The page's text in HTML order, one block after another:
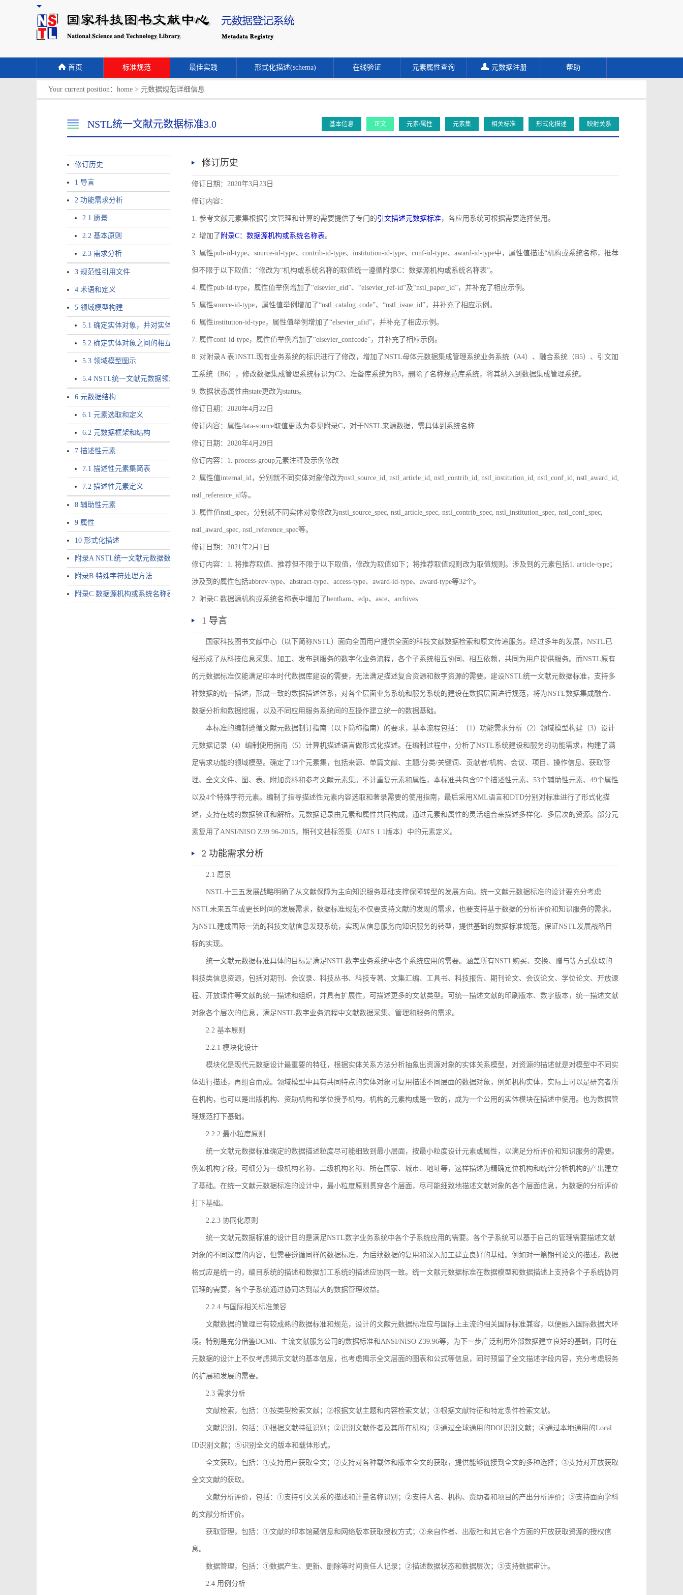
首页 标准规范 最佳实践 形式化描述(schema) 在线验证 元素属性查询 元数据注册 帮助
Your current position： home > 元数据规范详细信息
NSTL统一文献元数据标准3.0 基本信息 正文 元素/属性 元素集 相关标准 形式化描述 映射关系
修订历史
1 导言
2 功能需求分析
2.1 愿景
2.2 基本原则
2.3 需求分析
3 规范性引用文件
4 术语和定义
5 领域模型构建
5.1 确定实体对象，并对实体对象命名
5.2 确定实体对象之间的相互关系，定义实体对象之间的关联和约束
5.3 领域模型图示
5.4 NSTL统一文献元数据领域模型的验证
6 元数据结构
6.1 元素选取和定义
6.2 元数据框架和结构
7 描述性元素
7.1 描述性元素集简表
7.2 描述性元素定义
8 辅助性元素
9 属性
10 形式化描述
附录A NSTL统一文献元数据数据唯一标识符规则
附录B 特殊字符处理方法
附录C 数据源机构或系统名称表
修订历史
修订日期：2020年3月23日
修订内容：
1. 参考文献元素集根据引文管理和计算的需要提供了专门的引文描述元数据标准 ，各应用系统可根据需要选择使用。
2. 增加了 附录C：数据源机构或系统名称表。
3. 属性pub-id-type、source-id-type、contrib-id-type、institution-id-type、conf-id-type、award-id-type中，属性值描述“机构或系统名称，推荐
但不限于以下取值：”修改为“机构或系统名称的取值统一遵循附录C：数据源机构或系统名称表”。
4. 属性pub-id-type，属性值举例增加了“elsevier_eid”、“elsevier_ref-id”及“nstl_paper_id”，并补充了相应示例。
5. 属性source-id-type，属性值举例增加了“nstl_catalog_code”、“nstl_issue_id”，并补充了相应示例。
6. 属性institution-id-type，属性值举例增加了“elsevier_afid”，并补充了相应示例。
7. 属性conf-id-type，属性值举例增加了“elsevier_confcode”，并补充了相应示例。
8. 对附录A 表1NSTL现有业务系统的标识进行了修改，增加了NSTL母体元数据集成管理系统业务系统（A4）、融合系统（B5）、引文加
工系统（B6），修改数据集成管理系统标识为C2、准备库系统为B3，删除了名称规范库系统，将其纳入到数据集成管理系统。
9. 数据状态属性由state更改为status。
修订日期：2020年4月22日
修订内容：属性data-source取值更改为参见附录C，对于NSTL来源数据，需具体到系统名称
修订日期：2020年4月29日
修订内容：1. process-group元素注释及示例修改
2. 属性值internal_id，分别就不同实体对象修改为nstl_source_id, nstl_article_id, nstl_contrib_id, nstl_institution_id, nstl_conf_id, nstl_award_id,
nstl_reference_id等。
3. 属性值nstl_spec，分别就不同实体对象修改为nstl_source_spec, nstl_article_spec, nstl_contrib_spec, nstl_institution_spec, nstl_conf_spec,
nstl_award_spec, nstl_reference_spec等。
修订日期：2021年2月1日
修订内容：1. 将推荐取值、推荐但不限于以下取值，修改为取值如下；将推荐取值规则改为取值规则。涉及到的元素包括1. article-type；
涉及到的属性包括abbrev-type、abstract-type、access-type、award-id-type、award-type等32个。
2. 附录C 数据源机构或系统名称表中增加了bentham、edp、asce、archives
1 导言
国家科技图书文献中心（以下简称NSTL）面向全国用户提供全面的科技文献数据检索和原文传递服务。经过多年的发展，NSTL已
经形成了从科技信息采集、加工、发布到服务的数字化业务流程，各个子系统相互协同、相互依赖，共同为用户提供服务。而NSTL原有
的元数据标准仅能满足印本时代数据库建设的需要，无法满足描述复合资源和数字资源的需要。建设NSTL统一文献元数据标准，支持多
种数据的统一描述，形成一致的数据描述体系，对各个层面业务系统和服务系统的建设在数据层面进行规范，将为NSTL数据集成融合、
数据分析和数据挖掘，以及不同应用服务系统间的互操作建立统一的数据基础。
本标准的编制遵循文献元数据制订指南（以下简称指南）的要求，基本流程包括：（1）功能需求分析（2）领域模型构建（3）设计
元数据记录（4）编制使用指南（5）计算机描述语言做形式化描述。在编制过程中，分析了NSTL系统建设和服务的功能需求，构建了满
足需求功能的领域模型。确定了13个元素集，包括来源、单篇文献、主题/分类/关键词、贡献者/机构、会议、项目、操作信息、获取管
理、全文文件、图、表、附加资料和参考文献元素集。不计重复元素和属性，本标准共包含97个描述性元素、53个辅助性元素、49个属性
以及4个特殊字符元素。编制了指导描述性元素内容选取和著录需要的使用指南，最后采用XML语言和DTD分别对标准进行了形式化描
述，支持在线的数据验证和解析。元数据记录由元素和属性共同构成，通过元素和属性的灵活组合来描述多样化、多层次的资源。部分元
素复用了ANSI/NISO Z39.96-2015，期刊文档标签集（JATS 1.1版本）中的元素定义。
2 功能需求分析
2.1 愿景
NSTL十三五发展战略明确了从文献保障为主向知识服务基础支撑保障转型的发展方向。统一文献元数据标准的设计要充分考虑
NSTL未来五年或更长时间的发展需求，数据标准规范不仅要支持文献的发现的需求，也要支持基于数据的分析评价和知识服务的需求。
为NSTL建成国际一流的科技文献信息发现系统，实现从信息服务向知识服务的转型，提供基础的数据标准规范，保证NSTL发展战略目
标的实现。
统一文献元数据标准具体的目标是满足NSTL数字业务系统中各个系统应用的需要。涵盖所有NSTL购买、交换、赠与等方式获取的
科技类信息资源，包括对期刊、会议录、科技丛书、科技专著、文集汇编、工具书、科技报告、期刊论文、会议论文、学位论文、开放课
程、开放课件等文献的统一描述和组织，并具有扩展性，可描述更多的文献类型。可统一描述文献的印刷版本、数字版本，统一描述文献
对象各个层次的信息，满足NSTL数字业务流程中文献数据采集、管理和服务的需求。
2.2 基本原则
2.2.1 模块化设计
模块化是现代元数据设计最重要的特征，根据实体关系方法分析抽象出资源对象的实体关系模型，对资源的描述就是对模型中不同实
体进行描述，再组合而成。领域模型中具有共同特点的实体对象可复用描述不同层面的数据对象，例如机构实体，实际上可以是研究者所
在机构，也可以是出版机构、资助机构和学位授予机构，机构的元素构成是一致的，成为一个公用的实体模块在描述中使用。也为数据管
理规范打下基础。
2.2.2 最小粒度原则
统一文献元数据标准确定的数据描述粒度尽可能细致到最小层面，按最小粒度设计元素或属性，以满足分析评价和知识服务的需要。
例如机构字段，可细分为一级机构名称、二级机构名称、所在国家、城市、地址等，这样描述为精确定位机构和统计分析机构的产出建立
了基础。在统一文献元数据标准的设计中，最小粒度原则贯穿各个层面，尽可能细致地描述文献对象的各个层面信息，为数据的分析评价
打下基础。
2.2.3 协同化原则
统一文献元数据标准的设计目的是满足NSTL数字业务系统中各个子系统应用的需要。各个子系统可以基于自己的管理需要描述文献
对象的不同深度的内容，但需要遵循同样的数据标准，为后续数据的复用和深入加工建立良好的基础。例如对一篇期刊论文的描述，数据
格式应是统一的，编目系统的描述和数据加工系统的描述应协同一致。统一文献元数据标准在数据模型和数据描述上支持各个子系统协同
管理的需要，各个子系统通过协同达到最大的数据管理效益。
2.2.4 与国际相关标准兼容
文献数据的管理已有较成熟的数据标准和规范，设计的文献元数据标准应与国际上主流的相关国际标准兼容，以便融入国际数据大环
境。特别是充分借鉴DCMI、主流文献服务公司的数据标准和ANSI/NISO Z39.96等，为下一步广泛利用外部数据建立良好的基础，同时在
元数据的设计上不仅考虑揭示文献的基本信息，也考虑揭示全文层面的图表和公式等信息，同时预留了全文描述字段内容，充分考虑服务
的扩展和发展的需要。
2.3 需求分析
文献检索，包括：①按类型检索文献；②根据文献主题和内容检索文献；③根据文献特征和特定条件检索文献。
文献识别，包括：①根据文献特征识别；②识别文献作者及其所在机构；③通过全球通用的DOI识别文献；④通过本地通用的Local
ID识别文献；⑤识别全文的版本和载体形式。
全文获取，包括：①支持用户获取全文；②支持对各种载体和版本全文的获取，提供能够链接到全文的多种选择；③支持对开放获取
全文文献的获取。
文献分析评价，包括：①支持引文关系的描述和计量名称识别；②支持人名、机构、资助者和项目的产出分析评价；③支持面向学科
的文献分析评价。
获取管理，包括：①文献的印本馆藏信息和网络版本获取授权方式；②来自作者、出版社和其它各个方面的开放获取资源的授权信
息。
数据管理，包括：①数据产生、更新、删除等时间责任人记录；②描述数据状态和数据层次；③支持数据审计。
2.4 用例分析